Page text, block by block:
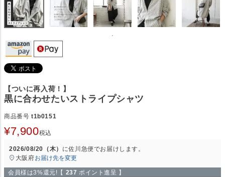
【ついに再入荷！】
黒に合わせたいストライプシャツ
商品番号 t1b0151
¥7,900税込
2026/08/20（木） に佐川急便でお届けします。
大阪府お届け先を変更
会員様は3%還元!【 237 ポイント進呈 】